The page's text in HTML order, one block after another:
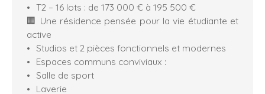
T2 – 16 lots : de 173 000 € à 195 500 €
🏢 Une résidence pensée pour la vie étudiante et
active
Studios et 2 pièces fonctionnels et modernes
Espaces communs conviviaux :
Salle de sport
Laverie